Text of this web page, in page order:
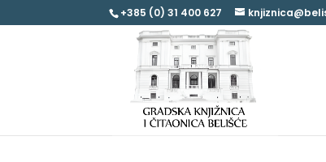
+385 (0) 31 400 627